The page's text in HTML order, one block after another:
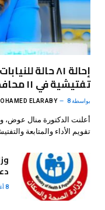
إحالة ٨١ حالة
تفتيشية في ١١ محافظة
بواسطة ELARABY 8 أغسطس، 2026
أعلنت الدكتورة منال عوض،
تقويم الأداء والمتابعة
8 أغسطس، 2026